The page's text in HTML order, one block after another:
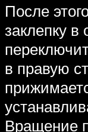
После
заклепку в
в правую
Вращение